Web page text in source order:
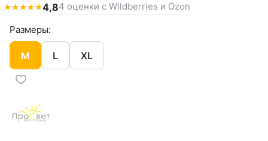
★★★★★4,84 оценки с Wildberries и Ozon
Размеры:
M L XL